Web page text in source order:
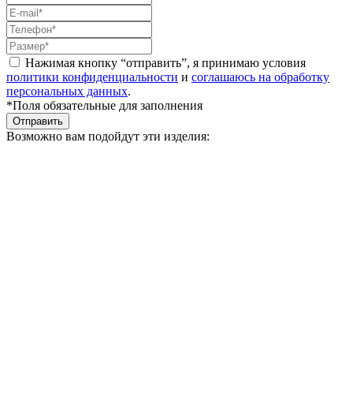
Нажимая кнопку “отправить”, я принимаю условия
политики конфиденциальности и соглашаюсь на обработку
персональных данных.
*Поля обязательные для заполнения
Отправить
Возможно вам подойдут эти изделия: